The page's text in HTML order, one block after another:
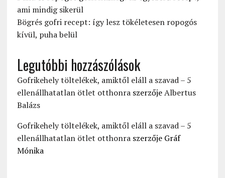
ami mindig sikerül
Bögrés gofri recept: így lesz tökéletesen ropogós
kívül, puha belül
Legutóbbi hozzászólások
Gofrikehely töltelékek, amiktől eláll a szavad – 5
ellenállhatatlan ötlet otthonraszerzőjeAlbertus
Balázs
Gofrikehely töltelékek, amiktől eláll a szavad – 5
ellenállhatatlan ötlet otthonraszerzője Gráf
Mónika